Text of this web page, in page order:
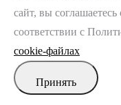
сайт, вы
соответствии с
cookie-файлах
Принять